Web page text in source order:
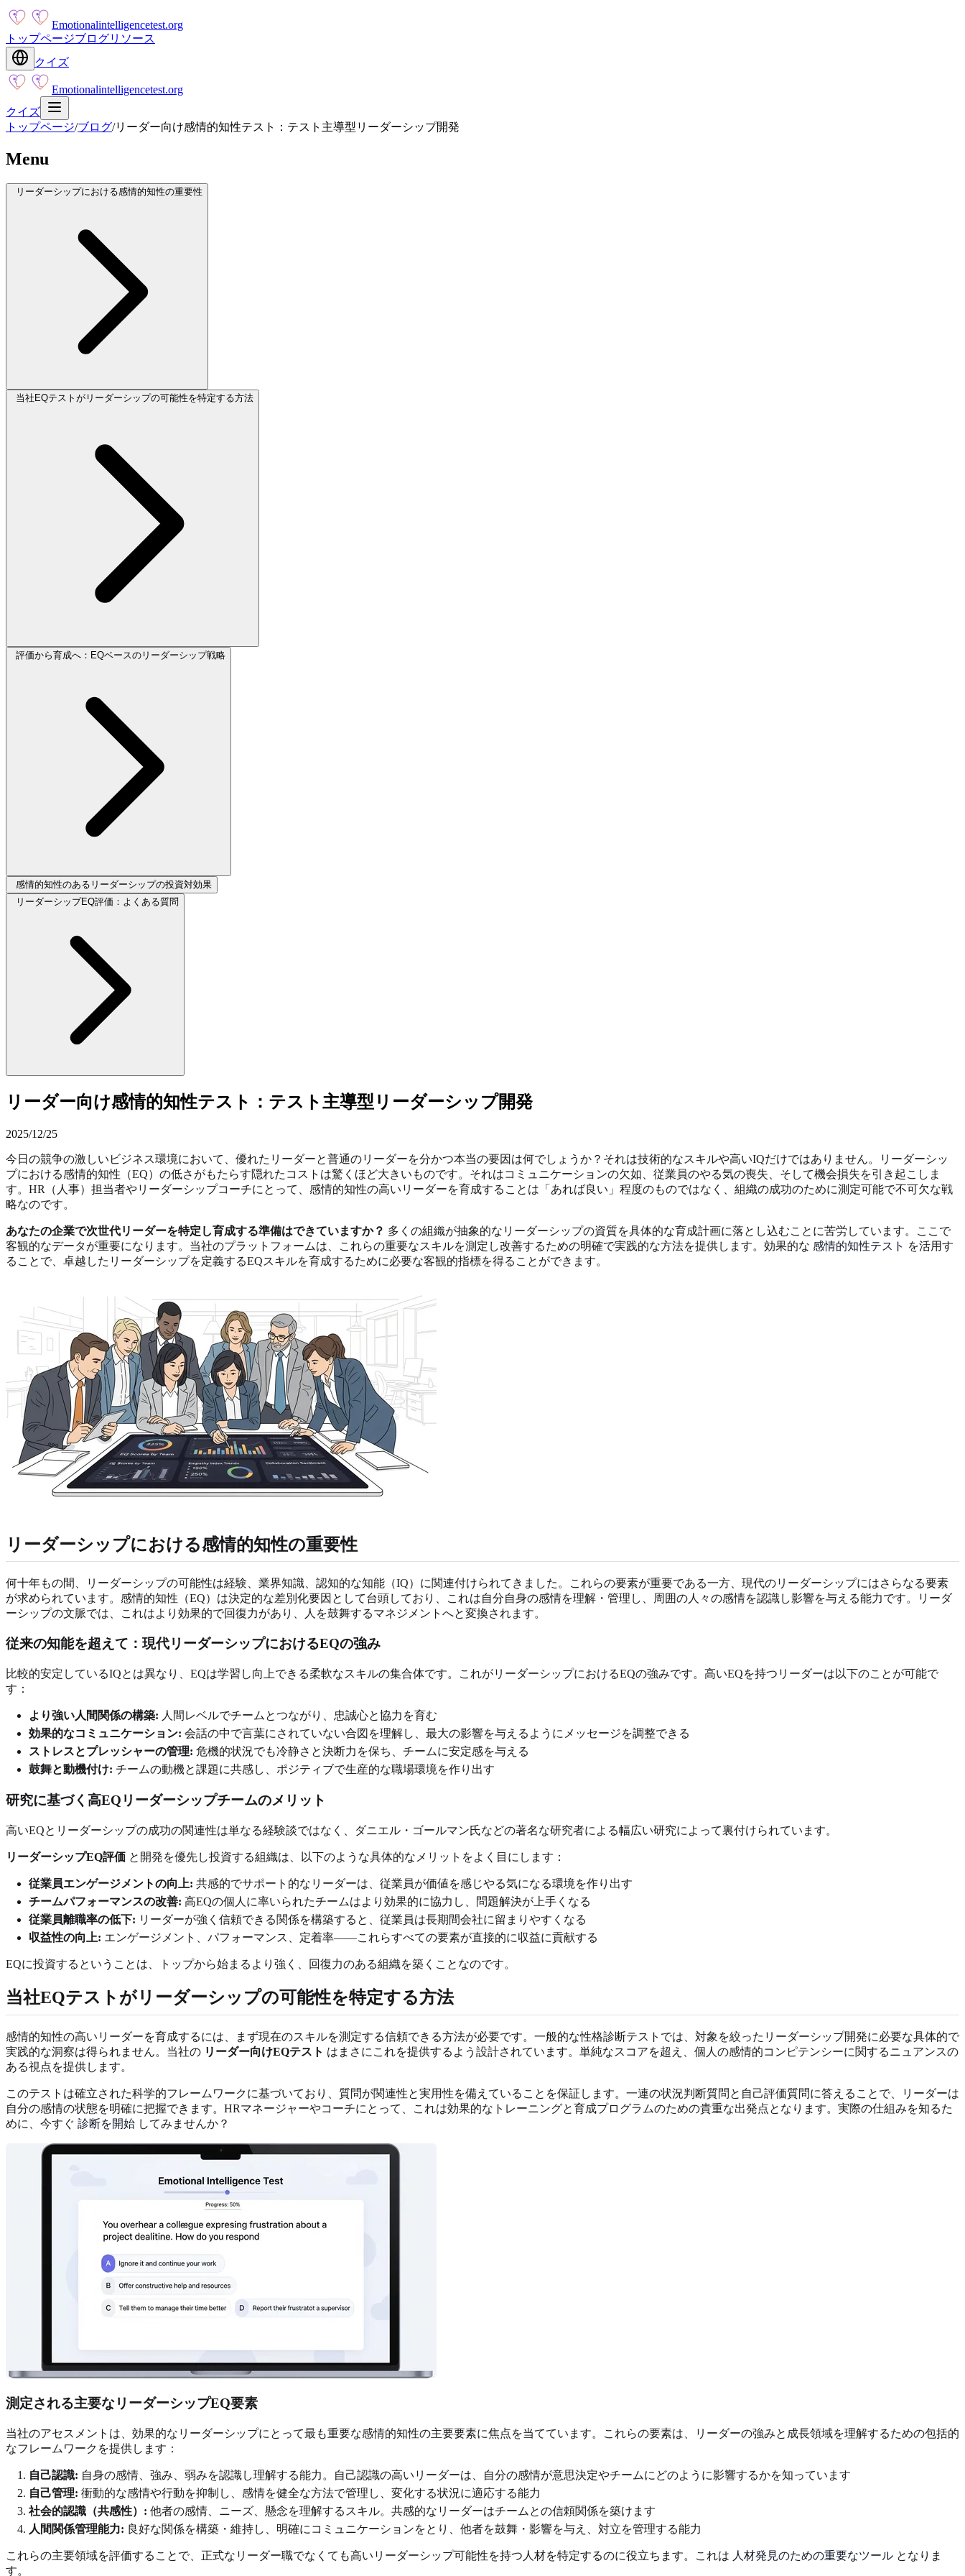
Emotionalintelligencetest.org
トップページブログリソース
クイズ
Emotionalintelligencetest.org
クイズ
トップページ/ブログ/リーダー向け感情的知性テスト：テスト主導型リーダーシップ開発
Menu
リーダーシップにおける感情的知性の重要性
当社EQテストがリーダーシップの可能性を特定する方法
評価から育成へ：EQベースのリーダーシップ戦略
感情的知性のあるリーダーシップの投資対効果
リーダーシップEQ評価：よくある質問
リーダー向け感情的知性テスト：テスト主導型リーダーシップ開発
2025/12/25
今日の競争の激しいビジネス環境において、優れたリーダーと普通のリーダーを分かつ本当の要因は何でしょうか？それは技術的なスキルや高いIQだけではありません。リーダーシッ
プにおける感情的知性（EQ）の低さがもたらす隠れたコストは驚くほど大きいものです。それはコミュニケーションの欠如、従業員のやる気の喪失、そして機会損失を引き起こしま
す。HR（人事）担当者やリーダーシップコーチにとって、感情的知性の高いリーダーを育成することは「あれば良い」程度のものではなく、組織の成功のために測定可能で不可欠な戦
略なのです。
あなたの企業で次世代リーダーを特定し育成する準備はできていますか？ 多くの組織が抽象的なリーダーシップの資質を具体的な育成計画に落とし込むことに苦労しています。ここで
客観的なデータが重要になります。当社のプラットフォームは、これらの重要なスキルを測定し改善するための明確で実践的な方法を提供します。効果的な 感情的知性テスト を活用す
ることで、卓越したリーダーシップを定義するEQスキルを育成するために必要な客観的指標を得ることができます。
リーダーシップにおける感情的知性の重要性
何十年もの間、リーダーシップの可能性は経験、業界知識、認知的な知能（IQ）に関連付けられてきました。これらの要素が重要である一方、現代のリーダーシップにはさらなる要素
が求められています。感情的知性（EQ）は決定的な差別化要因として台頭しており、これは自分自身の感情を理解・管理し、周囲の人々の感情を認識し影響を与える能力です。リーダ
ーシップの文脈では、これはより効果的で回復力があり、人を鼓舞するマネジメントへと変換されます。
従来の知能を超えて：現代リーダーシップにおけるEQの強み
比較的安定しているIQとは異なり、EQは学習し向上できる柔軟なスキルの集合体です。これがリーダーシップにおけるEQの強みです。高いEQを持つリーダーは以下のことが可能で
す：
より強い人間関係の構築: 人間レベルでチームとつながり、忠誠心と協力を育む
効果的なコミュニケーション: 会話の中で言葉にされていない合図を理解し、最大の影響を与えるようにメッセージを調整できる
ストレスとプレッシャーの管理: 危機的状況でも冷静さと決断力を保ち、チームに安定感を与える
鼓舞と動機付け: チームの動機と課題に共感し、ポジティブで生産的な職場環境を作り出す
研究に基づく高EQリーダーシップチームのメリット
高いEQとリーダーシップの成功の関連性は単なる経験談ではなく、ダニエル・ゴールマン氏などの著名な研究者による幅広い研究によって裏付けられています。
リーダーシップEQ評価 と開発を優先し投資する組織は、以下のような具体的なメリットをよく目にします：
従業員エンゲージメントの向上: 共感的でサポート的なリーダーは、従業員が価値を感じやる気になる環境を作り出す
チームパフォーマンスの改善: 高EQの個人に率いられたチームはより効果的に協力し、問題解決が上手くなる
従業員離職率の低下: リーダーが強く信頼できる関係を構築すると、従業員は長期間会社に留まりやすくなる
収益性の向上: エンゲージメント、パフォーマンス、定着率——これらすべての要素が直接的に収益に貢献する
EQに投資するということは、トップから始まるより強く、回復力のある組織を築くことなのです。
当社EQテストがリーダーシップの可能性を特定する方法
感情的知性の高いリーダーを育成するには、まず現在のスキルを測定する信頼できる方法が必要です。一般的な性格診断テストでは、対象を絞ったリーダーシップ開発に必要な具体的で
実践的な洞察は得られません。当社の リーダー向けEQテスト はまさにこれを提供するよう設計されています。単純なスコアを超え、個人の感情的コンピテンシーに関するニュアンスの
ある視点を提供します。
このテストは確立された科学的フレームワークに基づいており、質問が関連性と実用性を備えていることを保証します。一連の状況判断質問と自己評価質問に答えることで、リーダーは
自分の感情の状態を明確に把握できます。HRマネージャーやコーチにとって、これは効果的なトレーニングと育成プログラムのための貴重な出発点となります。実際の仕組みを知るた
めに、今すぐ 診断を開始 してみませんか？
測定される主要なリーダーシップEQ要素
当社のアセスメントは、効果的なリーダーシップにとって最も重要な感情的知性の主要要素に焦点を当てています。これらの要素は、リーダーの強みと成長領域を理解するための包括的
なフレームワークを提供します：
自己認識: 自身の感情、強み、弱みを認識し理解する能力。自己認識の高いリーダーは、自分の感情が意思決定やチームにどのように影響するかを知っています
自己管理: 衝動的な感情や行動を抑制し、感情を健全な方法で管理し、変化する状況に適応する能力
社会的認識（共感性）: 他者の感情、ニーズ、懸念を理解するスキル。共感的なリーダーはチームとの信頼関係を築けます
人間関係管理能力: 良好な関係を構築・維持し、明確にコミュニケーションをとり、他者を鼓舞・影響を与え、対立を管理する能力
これらの主要領域を評価することで、正式なリーダー職でなくても高いリーダーシップ可能性を持つ人材を特定するのに役立ちます。これは 人材発見のための重要なツール となりま
す。